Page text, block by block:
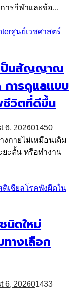
ารกีฬาและข้อ...
ศูนย์เวชศาสตร์
เป็นสัญญาณ
การดูแลแบบ
วิตที่ดีขึ้น
6, 202601450
กายไม่เหมือนเดิม
ยะสั้น หรือทำงาน
เชียลโรคพังผืดใน
นิดใหม่
างเลือก
6, 202601433